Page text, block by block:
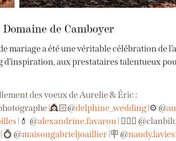
de Camboyer
mariage a été une véritable célébration de
aux prestataires talentueux
des voeux de Aurelie & Éric :
|👸🏻@delphine_wedding|⚙️ @
|💄 @alexandrine.favaron | 💇🏼‍♀️
| 💍 @maisongabrieljoaillier|🪧 @